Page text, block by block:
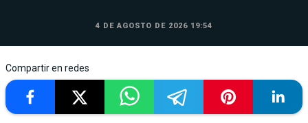
4 DE AGOSTO DE 2026 19:54
Compartir en redes